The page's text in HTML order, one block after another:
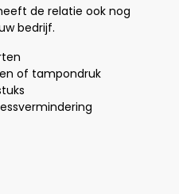
de relatie ook nog
bedrijf.
of tampondruk